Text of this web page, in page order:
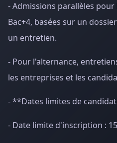
- Admissions parallèles pour
Bac+4, basées sur un
un entretien.
- Pour l'alternance,
les entreprises et les
- **Dates limites de
- Date limite d'inscription :